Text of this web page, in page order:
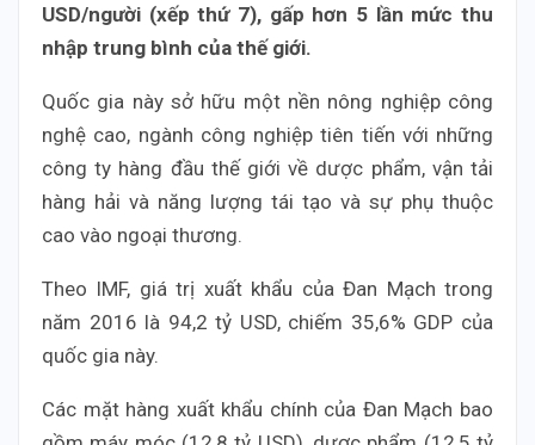
USD/người (xếp thứ 7), gấp hơn 5 lần mức thu
nhập trung bình của thế giới.
Quốc gia này sở hữu một nền nông nghiệp công
nghệ cao, ngành công nghiệp tiên tiến với những
công ty hàng đầu thế giới về dược phẩm, vận tải
hàng hải và năng lượng tái tạo và sự phụ thuộc
cao vào ngoại thương.
Theo IMF, giá trị xuất khẩu của Đan Mạch trong
năm 2016 là 94,2 tỷ USD, chiếm 35,6% GDP của
quốc gia này.
Các mặt hàng xuất khẩu chính của Đan Mạch bao